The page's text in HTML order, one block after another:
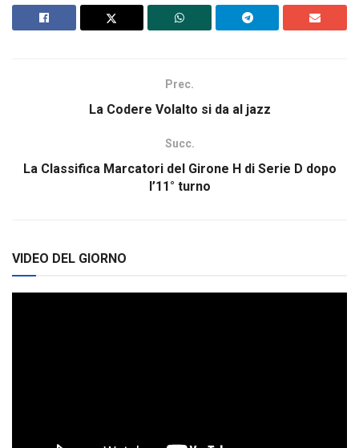
Prec.
La Codere Volalto si da al jazz
Succ.
La Classifica Marcatori del Girone H di Serie D dopo
l’11° turno
VIDEO DEL GIORNO